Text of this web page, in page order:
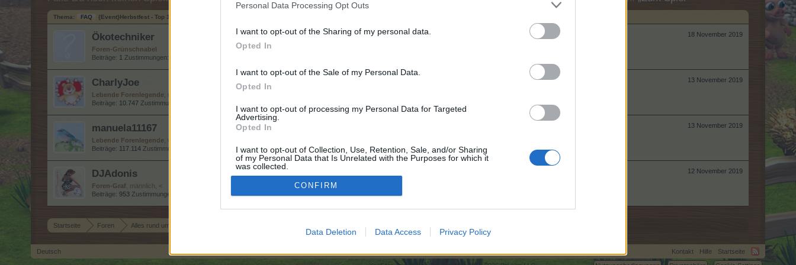
Personal Data Processing Opt Outs
I want to opt-out of the Sharing of my personal data.
Opted In
I want to opt-out of the Sale of my Personal Data.
Opted In
I want to opt-out of processing my Personal Data for Targeted
Advertising.
Opted In
I want to opt-out of Collection, Use, Retention, Sale, and/or Sharing
of my Personal Data that Is Unrelated with the Purposes for which it
was collected.
Opted Out
CONFIRM
Data Deletion Data Access Privacy Policy
Thema: FAQ {Event}Herbstfest - Top 3000 2019
18 November 2019
Ökotechniker
Foren-Grünschnabel
Beiträge: 1 Zustimmungen:
13 November 2019
CharlyJoe
Lebende Forenlegende , männlich
Beiträge: 10.747 Zustimmungen:
13 November 2019
manuela11167
Lebende Forenlegende , weiblich
Beiträge: 117.114 Zustimmungen: Punkte für Erfolge: 6.000
12 November 2019
DJAdonis
Foren-Graf , männlich, <
Beiträge: 953 Zustimmungen: Punkte für Erfolge:
Startseite Foren Alles rund um das Spiel
Deutsch Kontakt Hilfe
Startseite